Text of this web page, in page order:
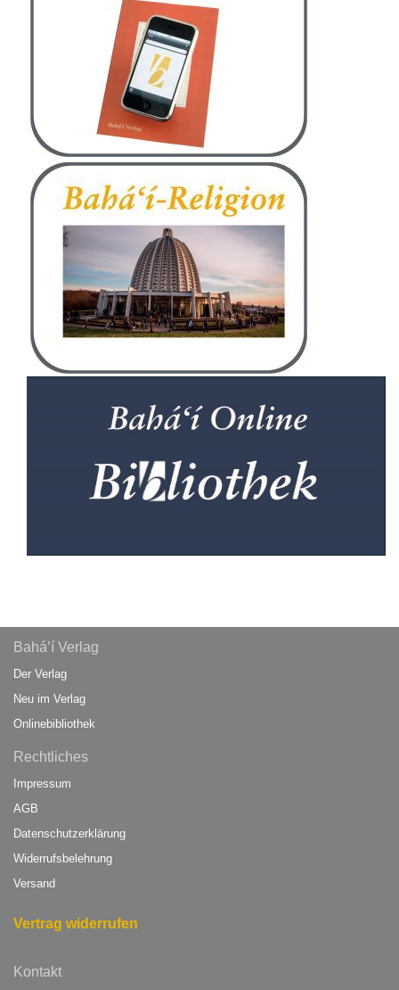
Bahá’í Verlag
Der Verlag
Neu im Verlag
Onlinebibliothek
Rechtliches
Impressum
AGB
Datenschutzerklärung
Widerrufsbelehrung
Versand
Vertrag widerrufen
Kontakt